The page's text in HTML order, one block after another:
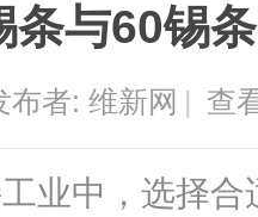
条与60锡
布者: 维新网 | 查
业中，选择